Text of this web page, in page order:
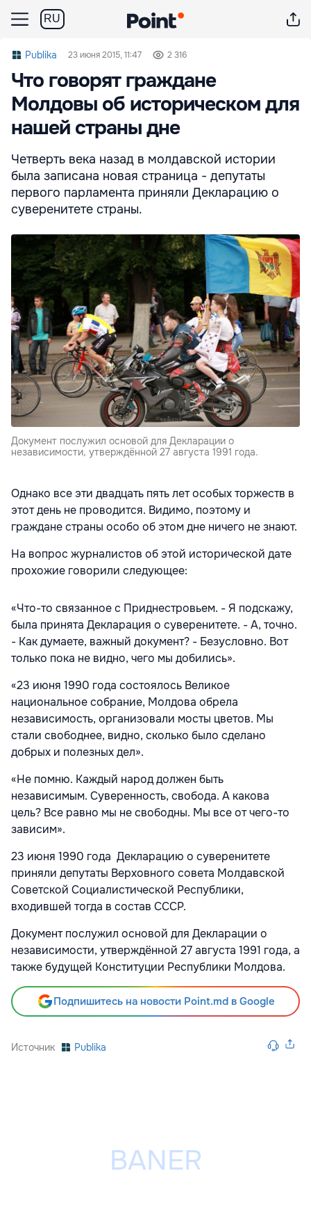
RU
Publika 23 июня 2015, 11:47 2 316
Что говорят граждане
Молдовы об историческом для
нашей страны дне
Четверть века назад в молдавской истории
была записана новая страница - депутаты
первого парламента приняли Декларацию о
суверенитете страны.
Документ послужил основой для Декларации о
независимости, утверждённой 27 августа 1991 года.
Однако все эти двадцать пять лет особых торжеств в
этот день не проводится. Видимо, поэтому и
граждане страны особо об этом дне ничего не знают.
На вопрос журналистов об этой исторической дате
прохожие говорили следующее:
«Что-то связанное с Приднестровьем. - Я подскажу,
была принята Декларация о суверенитете. - А, точно.
- Как думаете, важный документ? - Безусловно. Вот
только пока не видно, чего мы добились».
«23 июня 1990 года состоялось Великое
национальное собрание, Молдова обрела
независимость, организовали мосты цветов. Мы
стали свободнее, видно, сколько было сделано
добрых и полезных дел».
«Не помню. Каждый народ должен быть
независимым. Суверенность, свобода. А какова
цель? Все равно мы не свободны. Мы все от чего-то
зависим».
23 июня 1990 года Декларацию о суверенитете
приняли депутаты Верховного совета Молдавской
Советской Социалистической Республики,
входившей тогда в состав СССР.
Документ послужил основой для Декларации о
независимости, утверждённой 27 августа 1991 года, а
также будущей Конституции Республики Молдова.
Подпишитесь на новости Point.md в Google
Источник Publika